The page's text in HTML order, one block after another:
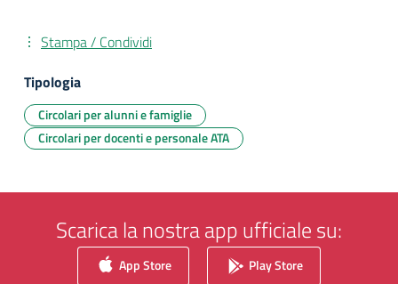
Stampa / Condividi
Tipologia
Circolari per alunni e famiglie
Circolari per docenti e personale ATA
Scarica la nostra app ufficiale su:
App Store Play Store